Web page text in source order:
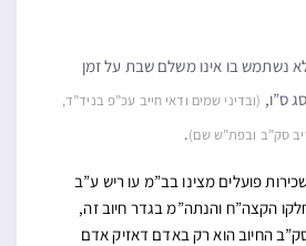
נשתמש בו אינו משלם שבת על זמן
ס”ו, (ובדיני שמים ודאי חייב עכ”פ בניד”ד,
סק”ב ובפת”ש שם).
פועלים מצינו בב”מ עו ריש ע”ב
הקצה”ח והנתה”מ בגדר חיוב זה,
החיוב הוא רק באדם דאזיק אדם